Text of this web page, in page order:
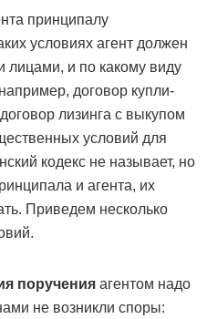
принципалу
условиях агент должен
лицами, и по какому виду
договор купли-
лизинга с выкупом
условий для
кодекс не называет, но
и агента, их
Приведем несколько
порученияагентом надо
не возникли споры: